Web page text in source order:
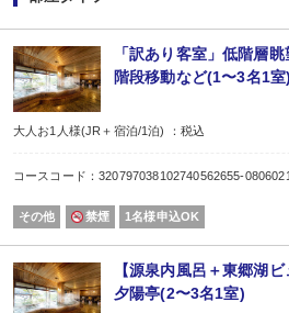
●【展望大浴場】
広々とした湯船で、脚をのばしてゆったり。
【時間】 5:30〜24:00
●【貸切露天風呂】
目の前に広がる景色を眺める、大切な人との時
45分/1組1,650円※予約制
■湖畔の宿「千年亭」■
建物や人に遮られず、静寂に包まれた絶景
朝陽のきらめき、昼の青から夕刻の赤など、
お風呂やお食事処、お部屋など至るところか
■周辺観光■
自然豊かな公園からアート、グルメな魅力ま
・燕趙園(車で5分)：異国に迷い込んだよう
・青山剛昌ふるさと館(車で20分)：人気マン
「訳あり客室」低階層
階段移動など(1〜3名1室)
大人お1人様(JR＋宿泊/1泊) ：税込
コースコード：320797038102740562655-
その他 禁煙 1名様申込OK
【源泉内風呂＋東郷湖
夕陽亭(2〜3名1室)